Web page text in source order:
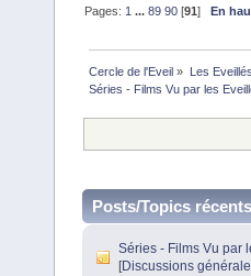
Pages: 1 ...89 90 [91]En
Cercle de l'Eveil » Les Eveillés
Séries - Films Vu par les
Posts/Topics récents
Séries - Films Vu par
[Discussions